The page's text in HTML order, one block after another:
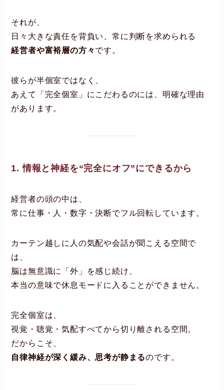
それが、
日々大きな責任を背負い、常に判断を求められる
経営者や富裕層の方々です。
彼らが半個室ではなく、
あえて「完全個室」にこだわるのには、明確な理由
があります。
1. 情報と神経を“完全にオフ”にできるから
経営者の頭の中は、
常に仕事・人・数字・決断でフル回転しています。
カーテン越しに人の気配や会話が聞こえる空間で
は、
脳は無意識に「外」を感じ続け、
本当の意味で休息モードに入ることができません。
完全個室は、
視覚・聴覚・気配すべてから切り離される空間。
だからこそ、
自律神経が深く緩み、思考が静まるのです。